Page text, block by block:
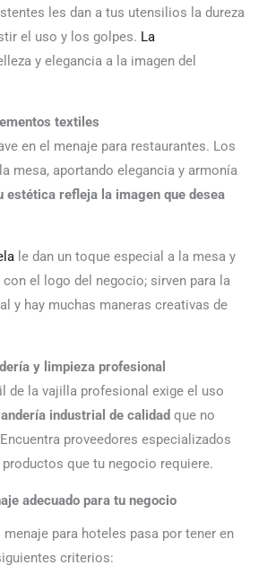
les dan a tus utensilios la dureza
el uso y los golpes. La
y elegancia a la imagen del
textiles
en el menaje para restaurantes. Los
mesa, aportando elegancia y armonía
estética refleja la imagen que desea
le dan un toque especial a la mesa y
el logo del negocio; sirven para la
y hay muchas maneras creativas de
y limpieza profesional
de la vajilla profesional exige el uso
industrial de calidad que no
proveedores especializados
que tu negocio requiere.
adecuado para tu negocio
menaje para hoteles pasa por tener en
criterios: